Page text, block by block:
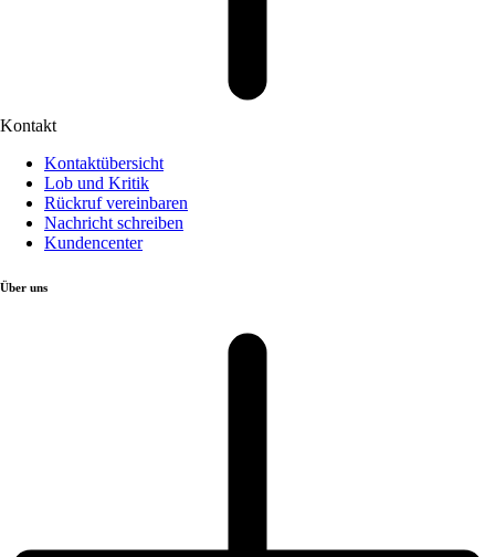
Kontakt
Kontaktübersicht
Lob und Kritik
Rückruf vereinbaren
Nachricht schreiben
Kundencenter
Über uns